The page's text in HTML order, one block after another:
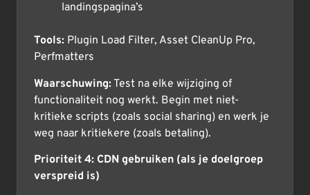
landingspagina’s
Tools: Plugin Load Filter, Asset CleanUp Pro,
Perfmatters
Waarschuwing:Test na elke wijziging of
functionaliteit nog werkt. Begin met niet-
kritieke scripts (zoals social sharing) en werk je
weg naar kritiekere (zoals betaling).
Prioriteit 4: CDN gebruiken (als je doelgroep
verspreid is)